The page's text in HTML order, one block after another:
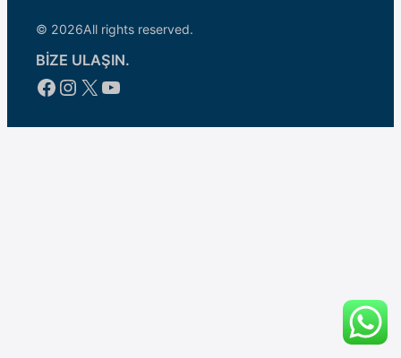
© 2026All rights reserved.
BİZE ULAŞIN.
Facebook
Instagram
X YouTube